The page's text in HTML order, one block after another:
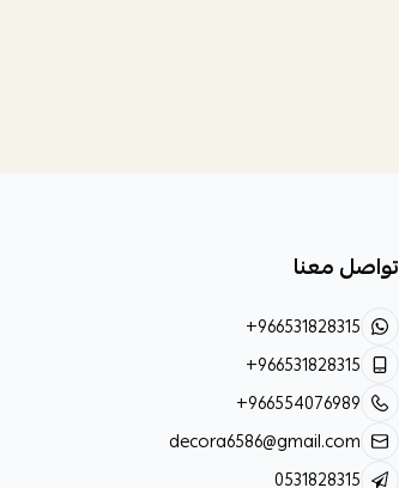
تواصل معنا
+966531828315
+966531828315
+966554076989
decora6586@gmail.com
0531828315